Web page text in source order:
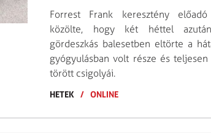
Forrest Frank keresztény
közölte, hogy két héttel
gördeszkás balesetben eltörte a
gyógyulásban volt része és
törött csigolyái.
HETEK / ONLINE